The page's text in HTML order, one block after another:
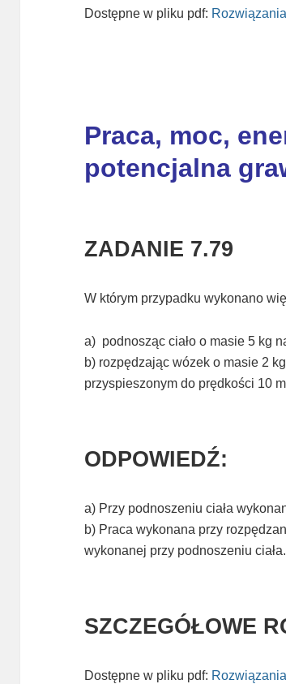
Dostępne w pliku pdf:
Praca, moc,
potencjalna
ZADANIE 7.79
W którym przypadku wykonano
a) podnosząc ciało o masie 5 kg
b) rozpędzając wózek o masie 2
przyspieszonym do prędkości 10
ODPOWIEDŹ:
a) Przy podnoszeniu ciała
b) Praca wykonana przy
wykonanej przy podnoszeniu ciała.
SZCZEGÓŁOWE
Dostępne w pliku pdf: